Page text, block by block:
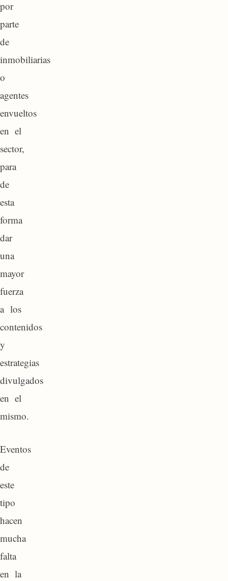
por
parte
de
inmobiliarias
o
agentes
envueltos
en el
sector,
para
de
esta
forma
dar
una
mayor
fuerza
a los
contenidos
y
estrategias
divulgados
en el
mismo.
Eventos
de
este
tipo
hacen
mucha
falta
en la